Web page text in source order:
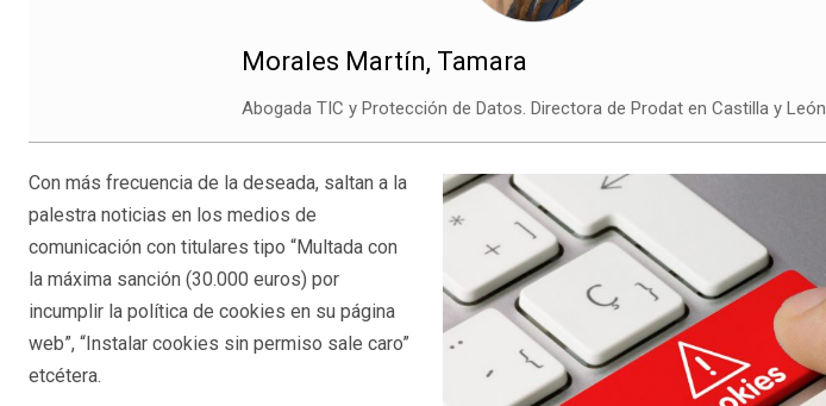
Morales Martín, Tamara
Abogada TIC y Protección de Datos. Directora de Prodat en Castilla y León
Con más frecuencia de la deseada, saltan a la
palestra noticias en los medios de
comunicación con titulares tipo “Multada con
la máxima sanción (30.000 euros) por
incumplir la política de cookies en su página
web”, “Instalar cookies sin permiso sale caro”
etcétera.